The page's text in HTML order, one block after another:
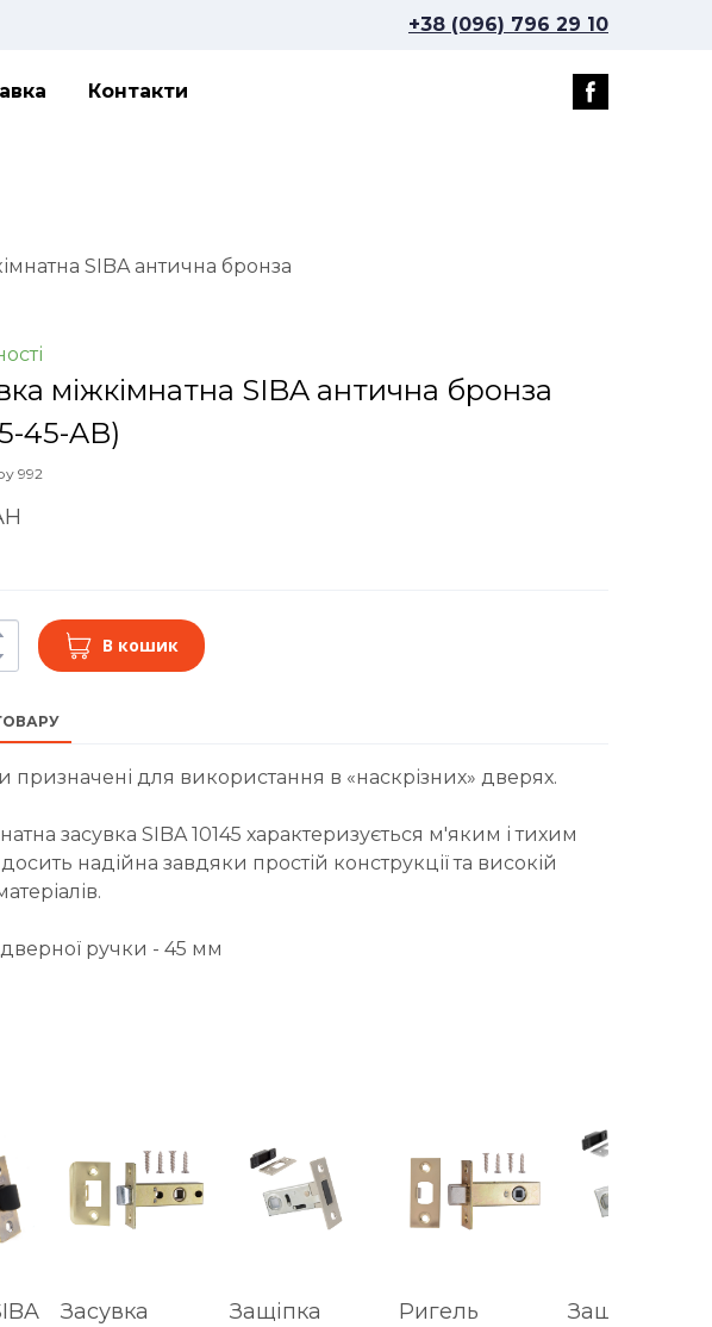
+38 (096) 796 29 10
Контакти
SIBA антична бронза
міжкімнатна SIBA антична бронза
45-AB)
992
В кошик
призначені для використання в «наскрізних» дверях.
засувка SIBA 10145 характеризується м'яким і тихим
надійна завдяки простій конструкції та високій
ручки - 45 мм
Засувка
Защіпка
Ригель
Защіпка